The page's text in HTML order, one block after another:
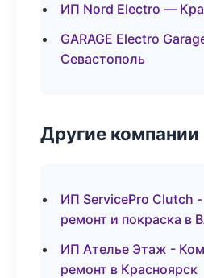
ИП Nord Electro —
GARAGE Electro
Севастополь
Другие компании
ИП ServicePro Clutch -
ремонт и покраска в
ИП Ателье Этаж -
ремонт в Красноярск